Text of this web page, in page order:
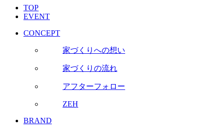
TOP
EVENT
CONCEPT
家づくりへの想い
家づくりの流れ
アフターフォロー
ZEH
BRAND